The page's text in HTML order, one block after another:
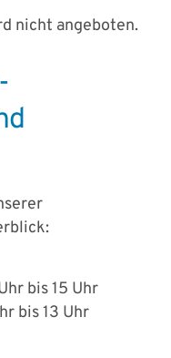
nicht angeboten.
bis 15 Uhr
bis 13 Uhr